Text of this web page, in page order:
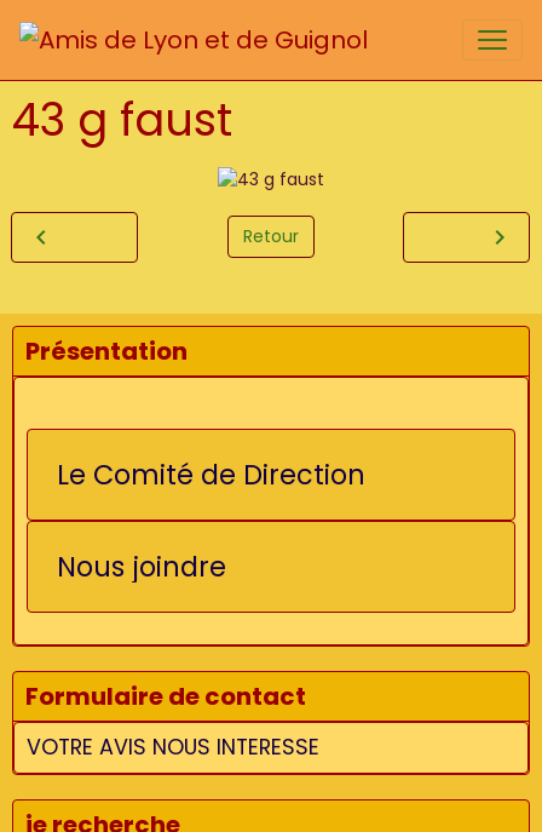
43 g faust
Retour
Présentation
Le Comité de Direction
Nous joindre
Formulaire de contact
VOTRE AVIS NOUS INTERESSE
je recherche